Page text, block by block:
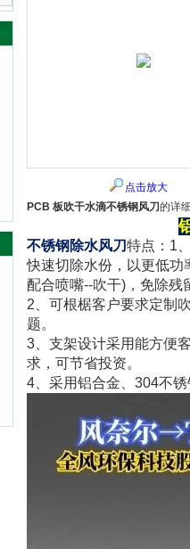
点击放大
PCB 板吹干水滴不锈钢风刀的详
不锈钢除水风刀特点：1
快速切除水份，以更低
配合喷嘴--吹干)，免除残
2、可根椐客户要求定制
题。
3、支架设计采用能方便
求，可节省投资。
4、采用铝合金、304不